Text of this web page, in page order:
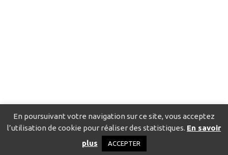
Catalogue pour localiser les fournisseurs
Politique de confidentialité
En poursuivant votre navigation sur ce site, vous acceptez
l’utilisation de cookie pour réaliser des statistiques. En savoir
plus
ACCEPTER